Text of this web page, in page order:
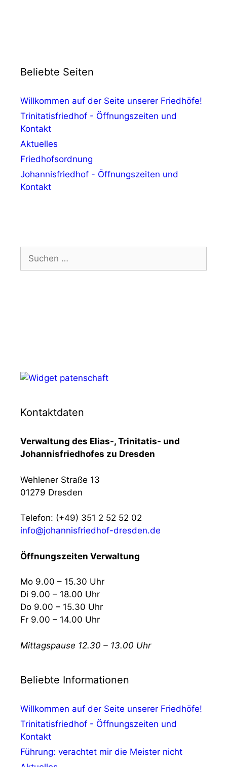
Beliebte Seiten
Willkommen auf der Seite unserer Friedhöfe!
Trinitatisfriedhof - Öffnungszeiten und
Kontakt
Aktuelles
Friedhofsordnung
Johannisfriedhof - Öffnungszeiten und
Kontakt
Suchen
nach:
Kontaktdaten
Verwaltung des Elias-, Trinitatis- und
Johannisfriedhofes zu Dresden
Wehlener Straße 13
01279 Dresden
Telefon: (+49) 351 2 52 52 02
info@johannisfriedhof-dresden.de
Öffnungszeiten Verwaltung
Mo 9.00 – 15.30 Uhr
Di 9.00 – 18.00 Uhr
Do 9.00 – 15.30 Uhr
Fr 9.00 – 14.00 Uhr
Mittagspause 12.30 – 13.00 Uhr
Beliebte Informationen
Willkommen auf der Seite unserer Friedhöfe!
Trinitatisfriedhof - Öffnungszeiten und
Kontakt
Führung: verachtet mir die Meister nicht